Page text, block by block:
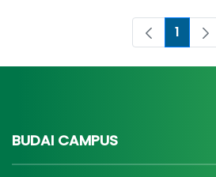
Pagina
1
BUDAI CAMPUS